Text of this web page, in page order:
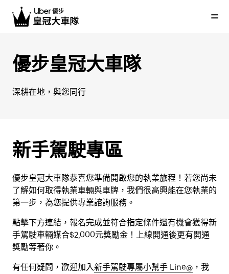
優步皇冠大車隊
深耕在地，與您同行
新手駕駛專區
優步皇冠大車隊恭喜您準備開啟您的執業旅程！若您尚未
了解如何取得執業車輛與車牌，我們很高興能在您執業的
第一步，為您提供專業諮詢服務。
點擊下方連結，報名完成並符合指定條件還有機會獲得新
手駕駛車輛媒合$2,000元獎勵金！上線開通後更有開通
獎勵等著你。
有任何疑問，歡迎加入新手駕駛專屬小幫手 Line@ ，我